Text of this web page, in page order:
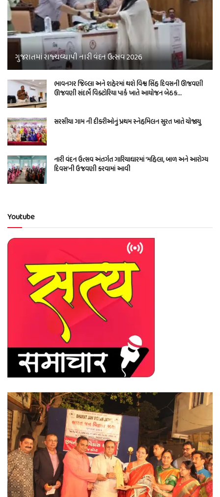
ગુજરાતમાં રાજ્યવ્યાપી નારી વંદન ઉત્સવ 2026
ભાવનગર જિલ્લા અને શહેરમાં થશે વિશ્વ સિંહ દિવસની ઊજવણી
ઊજવણી સંદર્ભે વિક્ટોરિયા પાર્ક ખાતે આયોજન બેઠક…
સરસીયા ગામ ની દીકરીઓનું પ્રથમ સ્નેહમિલન સુરત ખાતે યોજાયુ
નારી વંદન ઉત્સવ અંતર્ગત ગારિયાધારમાં ‘મહિલા, બાળ અને આરોગ્ય
દિવસ’ની ઉજવણી કરવામાં આવી
Youtube